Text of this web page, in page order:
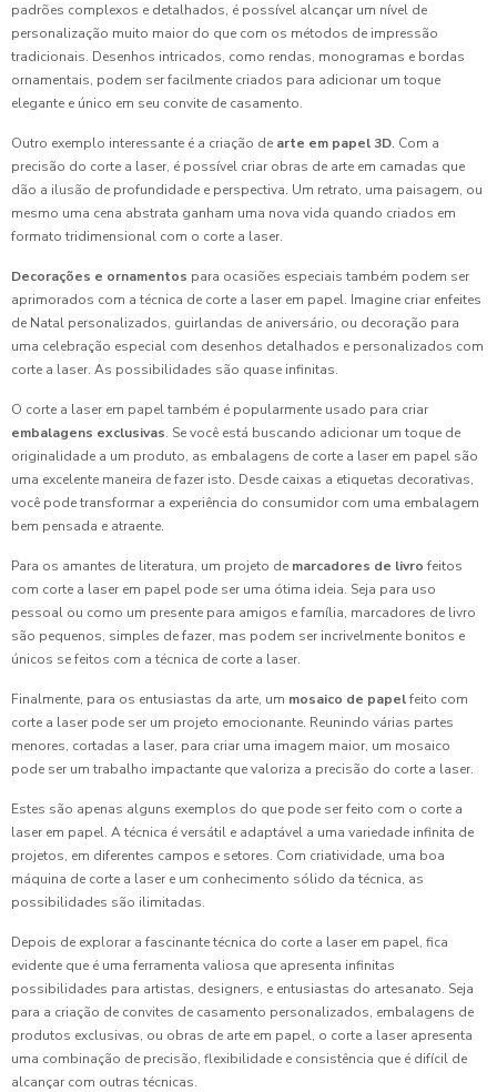
padrões complexos e detalhados, é possível alcançar um nível de
personalização muito maior do que com os métodos de impressão
tradicionais. Desenhos intricados, como rendas, monogramas e bordas
ornamentais, podem ser facilmente criados para adicionar um toque
elegante e único em seu convite de casamento.
Outro exemplo interessante é a criação de arte em papel 3D. Com a
precisão do corte a laser, é possível criar obras de arte em camadas que
dão a ilusão de profundidade e perspectiva. Um retrato, uma paisagem, ou
mesmo uma cena abstrata ganham uma nova vida quando criados em
formato tridimensional com o corte a laser.
Decorações e ornamentos para ocasiões especiais também podem ser
aprimorados com a técnica de corte a laser em papel. Imagine criar enfeites
de Natal personalizados, guirlandas de aniversário, ou decoração para
uma celebração especial com desenhos detalhados e personalizados com
corte a laser. As possibilidades são quase infinitas.
O corte a laser em papel também é popularmente usado para criar
embalagens exclusivas. Se você está buscando adicionar um toque de
originalidade a um produto, as embalagens de corte a laser em papel são
uma excelente maneira de fazer isto. Desde caixas a etiquetas decorativas,
você pode transformar a experiência do consumidor com uma embalagem
bem pensada e atraente.
Para os amantes de literatura, um projeto de marcadores de livro feitos
com corte a laser em papel pode ser uma ótima ideia. Seja para uso
pessoal ou como um presente para amigos e família, marcadores de livro
são pequenos, simples de fazer, mas podem ser incrivelmente bonitos e
únicos se feitos com a técnica de corte a laser.
Finalmente, para os entusiastas da arte, um mosaico de papelfeito com
corte a laser pode ser um projeto emocionante. Reunindo várias partes
menores, cortadas a laser, para criar uma imagem maior, um mosaico
pode ser um trabalho impactante que valoriza a precisão do corte a laser.
Estes são apenas alguns exemplos do que pode ser feito com o corte a
laser em papel. A técnica é versátil e adaptável a uma variedade infinita de
projetos, em diferentes campos e setores. Com criatividade, uma boa
máquina de corte a laser e um conhecimento sólido da técnica, as
possibilidades são ilimitadas.
Depois de explorar a fascinante técnica do corte a laser em papel, fica
evidente que é uma ferramenta valiosa que apresenta infinitas
possibilidades para artistas, designers, e entusiastas do artesanato. Seja
para a criação de convites de casamento personalizados, embalagens de
produtos exclusivas, ou obras de arte em papel, o corte a laser apresenta
uma combinação de precisão, flexibilidade e consistência que é difícil de
alcançar com outras técnicas.